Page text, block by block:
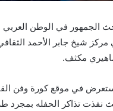
الجمهور في الوطن العربي
شيخ جابر الأحمد
مكثف.
في موقع كورة وفن
نفذت تذاكر الحفله بمجرد